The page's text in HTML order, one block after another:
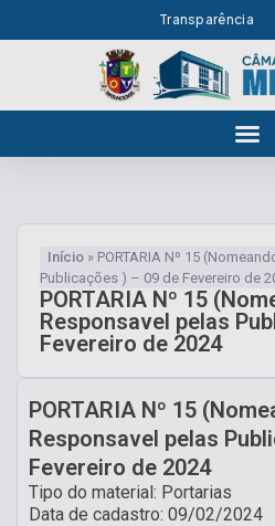
Transparência
Início » PORTARIA Nº 15
Publicações ) – 09 de Fevereiro de
PORTARIA Nº 15
Responsavel pelas
Fevereiro de 2024
PORTARIA Nº 15
Responsavel pelas
Fevereiro de 2024
Tipo do material: Portarias
Data de cadastro: 09/02/2024